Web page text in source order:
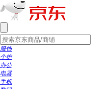
服饰
个护
办公
电器
手机